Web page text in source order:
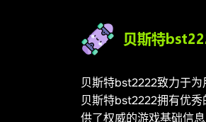
贝斯特bst2222致力于为
贝斯特bst2222拥有优
供了权威的游戏基础信